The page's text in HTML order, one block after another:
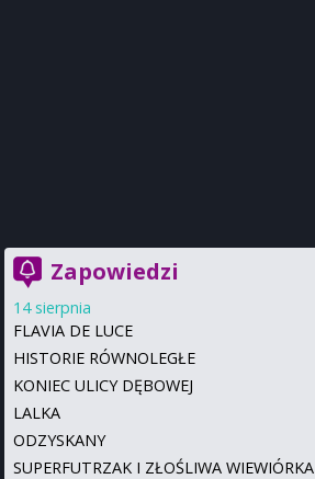
Zapowiedzi
14 sierpnia
FLAVIA DE LUCE
HISTORIE RÓWNOLEGŁE
KONIEC ULICY DĘBOWEJ
LALKA
ODZYSKANY
SUPERFUTRZAK I ZŁOŚLIWA WIEWIÓRKA